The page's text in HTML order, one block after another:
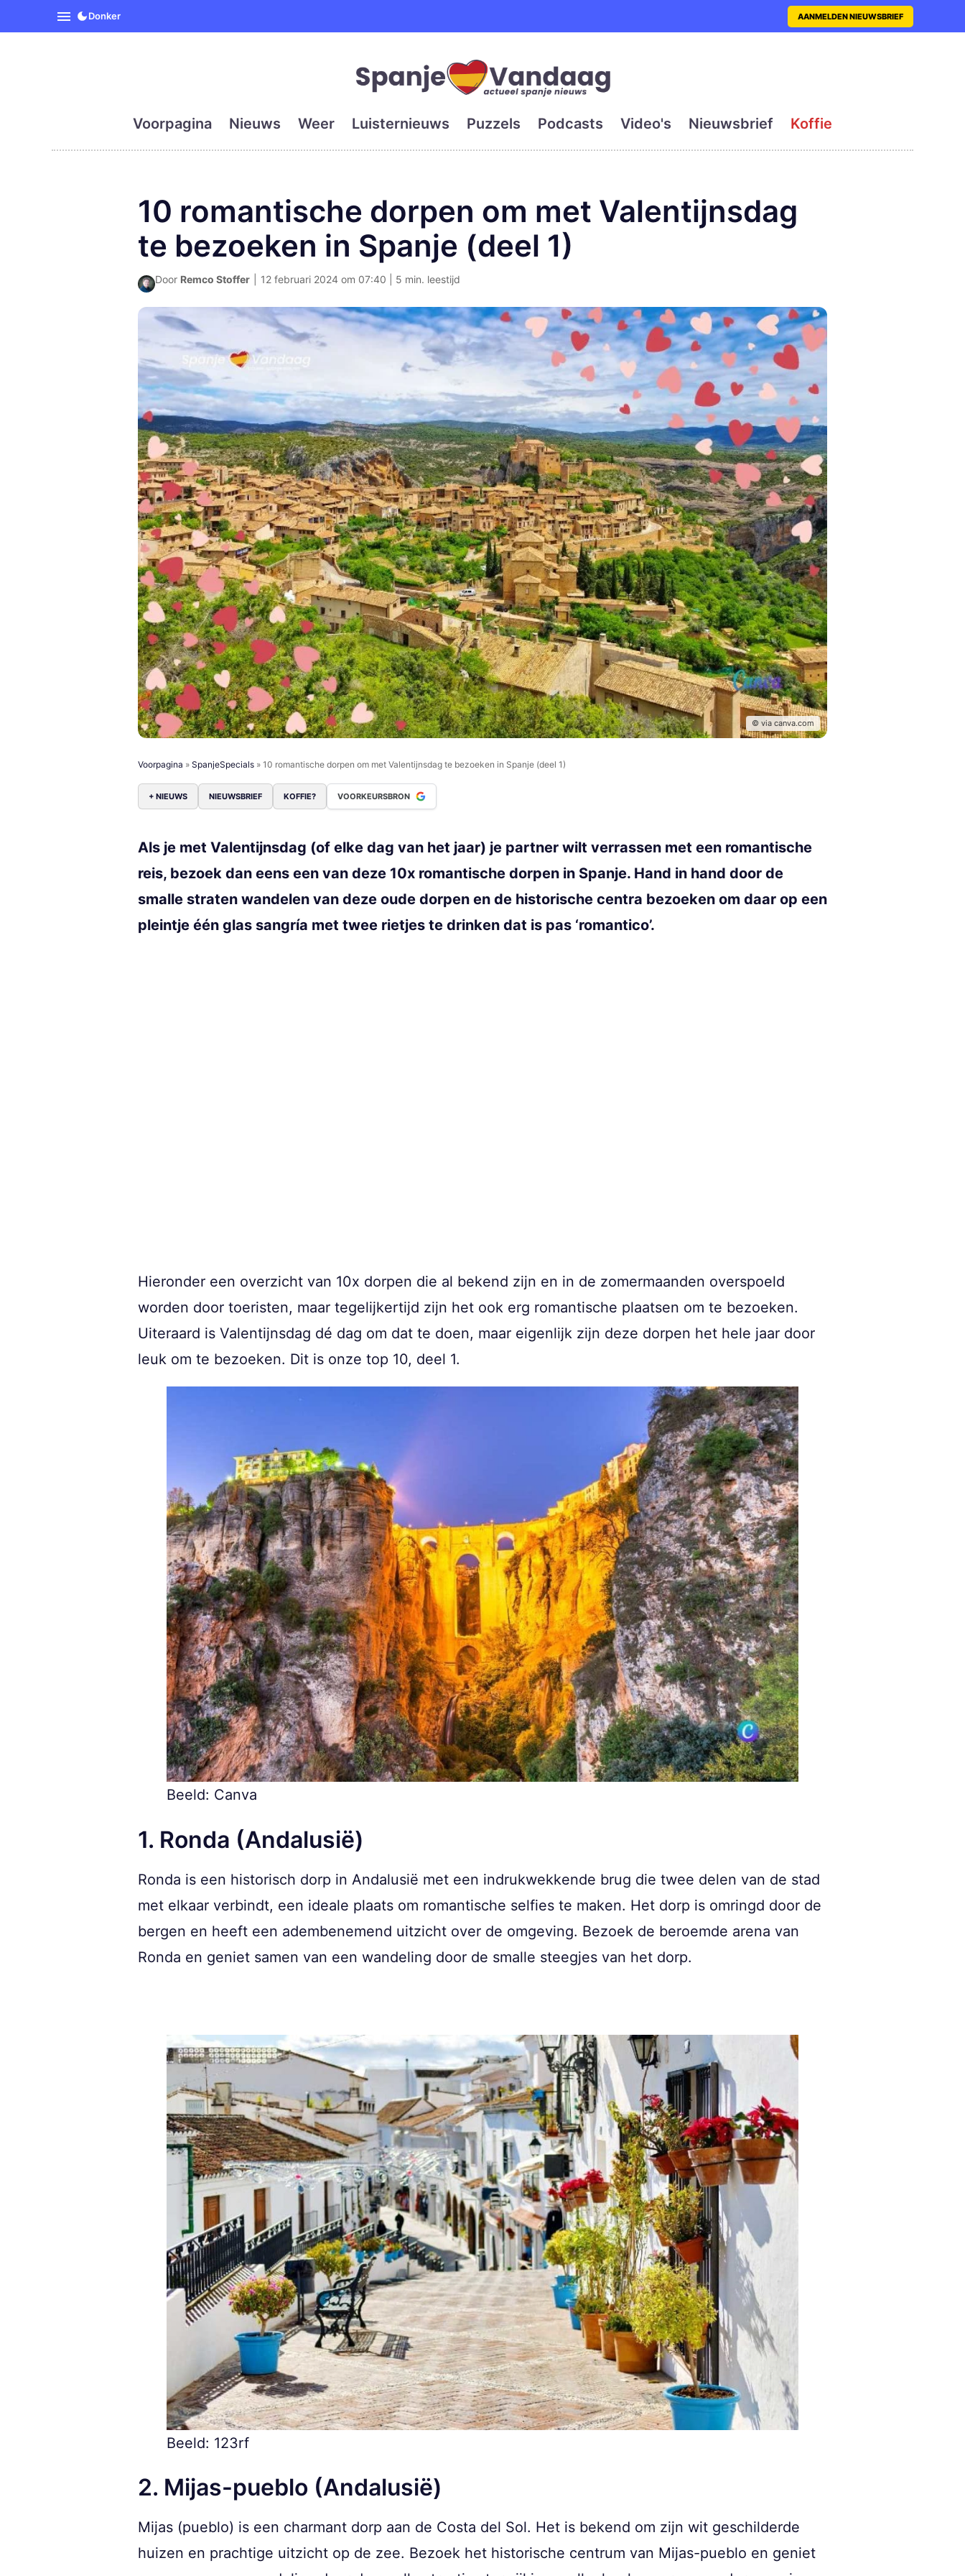
SpanjeVandaag is de eerste en grootste digitale krant met actueel en
Donker AANMELDEN NIEUWSBRIEF
Voorpagina Nieuws Weer Luisternieuws Puzzels Podcasts Video's Nieuwsbrief Koffie
10 romantische dorpen om met Valentijnsdag
te bezoeken in Spanje (deel 1)
Door Remco Stoffer 12 februari 2024 om 07:40 | 5 min. leestijd
© via canva.com
Voorpagina » SpanjeSpecials » 10 romantische dorpen om met Valentijnsdag te bezoeken in Spanje (deel 1)
+ NIEUWS NIEUWSBRIEF KOFFIE? VOORKEURSBRON
Als je met Valentijnsdag (of elke dag van het jaar) je partner wilt verrassen met een romantische
reis, bezoek dan eens een van deze 10x romantische dorpen in Spanje. Hand in hand door de
smalle straten wandelen van deze oude dorpen en de historische centra bezoeken om daar op een
pleintje één glas sangría met twee rietjes te drinken dat is pas ‘romantico’.
Hieronder een overzicht van 10x dorpen die al bekend zijn en in de zomermaanden overspoeld
worden door toeristen, maar tegelijkertijd zijn het ook erg romantische plaatsen om te bezoeken.
Uiteraard is Valentijnsdag dé dag om dat te doen, maar eigenlijk zijn deze dorpen het hele jaar door
leuk om te bezoeken. Dit is onze top 10, deel 1.
Beeld: Canva
1. Ronda (Andalusië)
Ronda is een historisch dorp in Andalusië met een indrukwekkende brug die twee delen van de stad
met elkaar verbindt, een ideale plaats om romantische selfies te maken. Het dorp is omringd door de
bergen en heeft een adembenemend uitzicht over de omgeving. Bezoek de beroemde arena van
Ronda en geniet samen van een wandeling door de smalle steegjes van het dorp.
Beeld: 123rf
2. Mijas-pueblo (Andalusië)
Mijas (pueblo) is een charmant dorp aan de Costa del Sol. Het is bekend om zijn wit geschilderde
huizen en prachtige uitzicht op de zee. Bezoek het historische centrum van Mijas-pueblo en geniet